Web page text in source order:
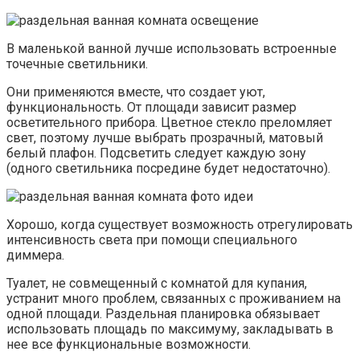
В маленькой ванной лучше использовать встроенные
точечные светильники.
Они применяются вместе, что создает уют,
функциональность. От площади зависит размер
осветительного прибора. Цветное стекло преломляет
свет, поэтому лучше выбрать прозрачный, матовый
белый плафон. Подсветить следует каждую зону
(одного светильника посредине будет недостаточно).
Хорошо, когда существует возможность отрегулировать
интенсивность света при помощи специального
диммера.
Туалет, не совмещенный с комнатой для купания,
устранит много проблем, связанных с проживанием на
одной площади. Раздельная планировка обязывает
использовать площадь по максимуму, закладывать в
нее все функциональные возможности.